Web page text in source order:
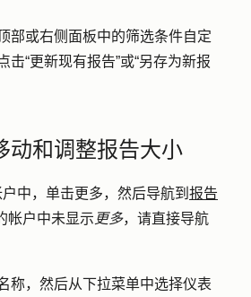
部或右侧面板中的筛选条件自定
击“更新现有报告”或“另存为新报
动和调整报告大小
中，单击更多，然后导航到 报告
帐户中未显示 更多，请直接导航
称，然后从下拉菜单中选择仪表